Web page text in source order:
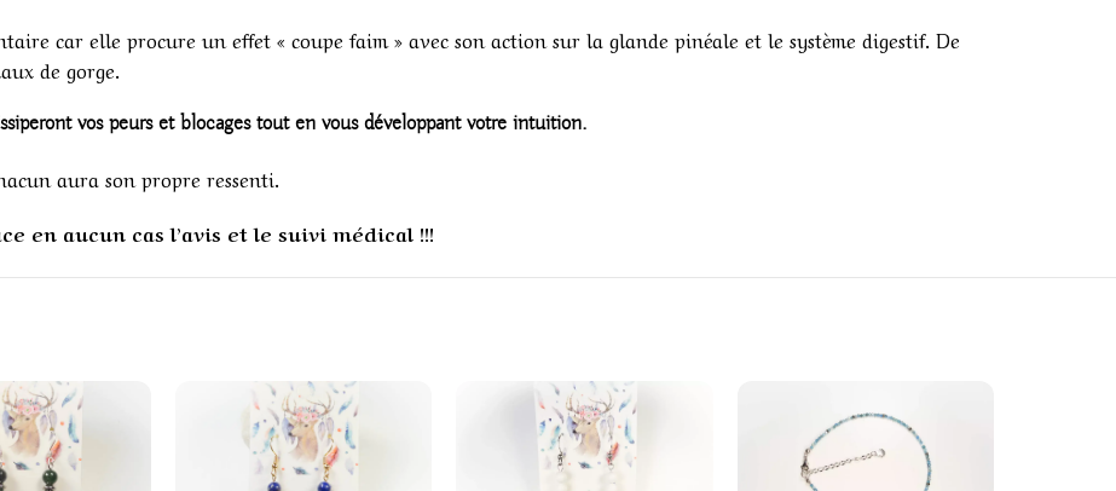
car elle procure un effet « coupe faim » avec son action sur la glande pinéale et le système digestif. De
de gorge.
vos peurs et blocages tout en vous développant votre intuition.
aura son propre ressenti.
en aucun cas l’avis et le suivi médical !!!